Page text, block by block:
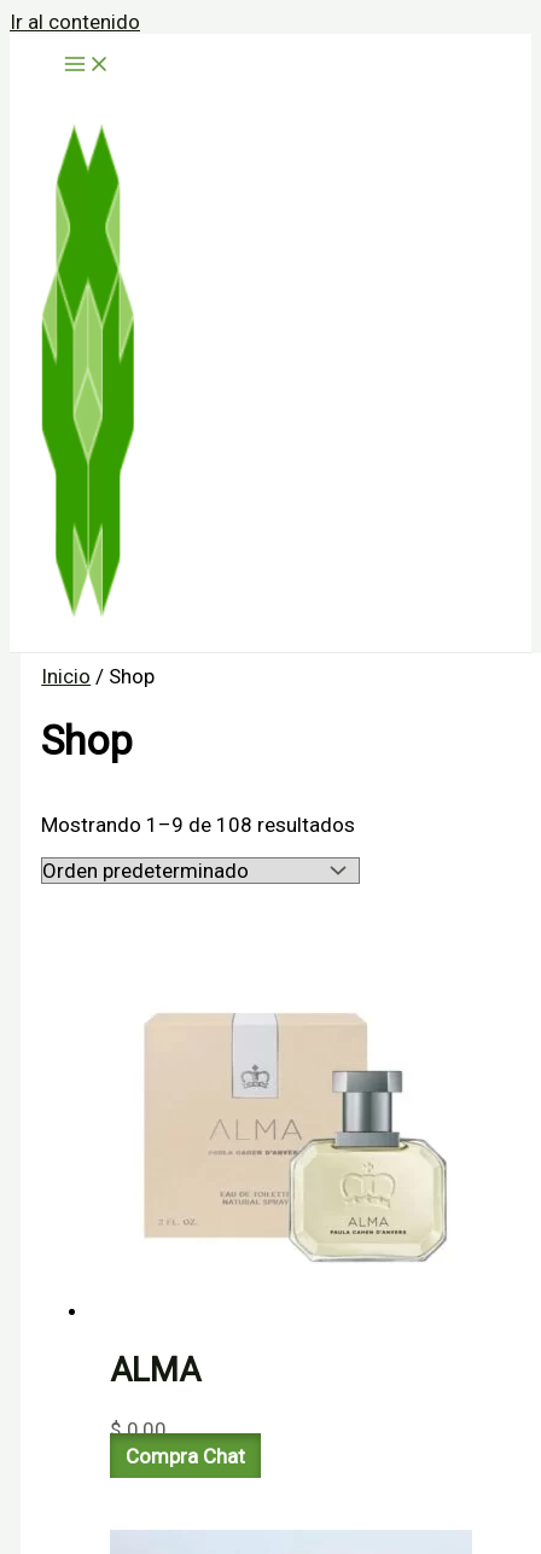
Ir al contenido
Inicio / Shop
Shop
Mostrando 1–9 de 108 resultados
ALMA
$0,00
Compra Chat